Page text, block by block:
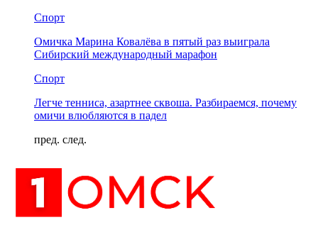
Спорт
Омичка Марина Ковалёва в пятый раз выиграла
Сибирский международный марафон
Спорт
Легче тенниса, азартнее сквоша. Разбираемся, почему
омичи влюбляются в падел
пред. след.